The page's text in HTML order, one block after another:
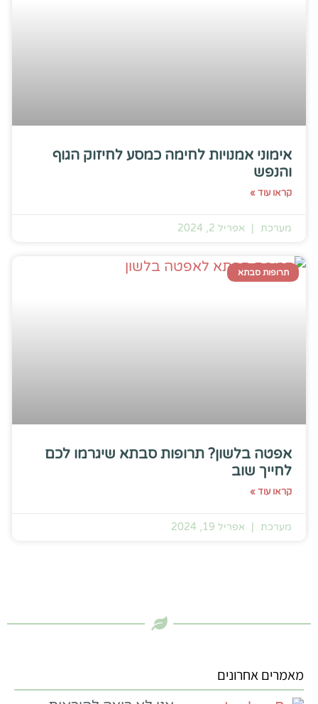
אימוני אמנויות לחימה כמסע לחיזוק הגוף
והנפש
קראו עוד »
מערכת אפריל 2, 2024
תרופות סבתא
אפטה בלשון? תרופות סבתא שיגרמו לכם
לחייך שוב
קראו עוד »
מערכת אפריל 19, 2024
מאמרים אחרונים